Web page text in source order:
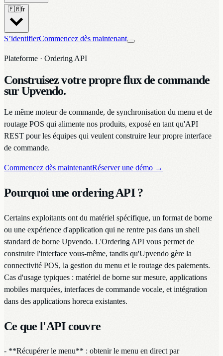
🇫🇷fr
S’identifierCommencez dès maintenant
Plateforme · Ordering API
Construisez votre propre flux de commande
sur Upvendo.
Le même moteur de commande, de synchronisation du menu et de
routage POS qui alimente nos produits, exposé en tant qu'API
REST pour les équipes qui veulent construire leur propre interface
de commande.
Commencez dès maintenantRéserver une démo →
Pourquoi une ordering API ?
Certains exploitants ont du matériel spécifique, un format de borne
ou une expérience d'application qui ne rentre pas dans un shell
standard de borne Upvendo. L'Ordering API vous permet de
construire l'interface vous-même, tandis qu'Upvendo gère la
connectivité POS, la gestion du menu et le routage des paiements.
Cas d'usage typiques : matériel de borne sur mesure, applications
mobiles marquées, interfaces de commande vocale, et intégration
dans des applications horeca existantes.
Ce que l'API couvre
- **Récupérer le menu** : obtenir le menu en direct par